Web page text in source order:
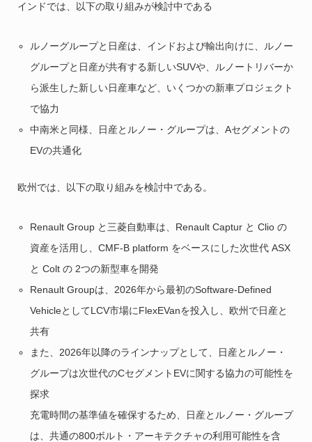
インドでは、以下の取り組みが検討中である
ルノーグループと日産は、インドおよび輸出向けに、ルノー
グループと日産が共有する新しいSUVや、ルノートリバーか
ら派生した新しい日産車など、いくつかの新車プロジェクト
で協力
中南米と同様、日産とルノー・グループは、Aセグメントの
EVの共通化
欧州では、以下の取り組みを検討中である。
Renault Group と三菱自動車は、Renault Captur と Clio の
資産を活用し、CMF-B platform をベースにした次世代 ASX
と Colt の 2つの新型車を開発
Renault Groupは、2026年から最初のSoftware-Defined
VehicleとしてLCV市場にFlexEVanを投入し、欧州で日産と
共有
また、2026年以降のラインナップとして、日産とルノー・
グループは次世代のCセグメントEVに関する協力の可能性を
探求
充電時間の基準値を確保するため、日産とルノー・グループ
は、共通の800ボルト・アーキテクチャの利用可能性を含